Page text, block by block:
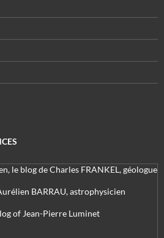
le blog de Charles FRANKEL, géologue
BARRAU, astrophysicien
of Jean-Pierre Luminet